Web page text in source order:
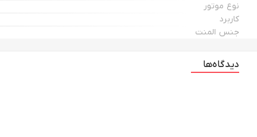
نوع موتور
کاربرد
جنس المنت
دیدگاه‌ها